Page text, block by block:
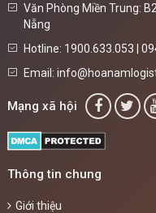
Văn Phòng Miền Trung:
Nẵng
Hotline: 1900.633.053 |
Email:
Mạng xã hội
Thông tin chung
Giới thiệu